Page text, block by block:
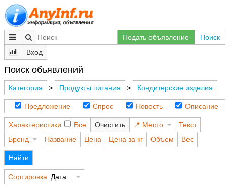
Подать объявление
Поиск
Вход
Поиск объявлений
Категория > Продукты питания > Кондитерские изделия
Предложение Спрос Новость Описание
Характеристики Все Очистить Место
Текст
Бренд
Название Цена Цена за кг Объем Вес
Найти
Сортировка Дата